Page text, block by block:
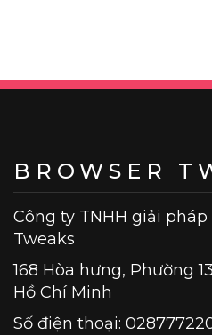
BROWSER
Công ty TNHH giải
Tweaks
168 Hòa hưng, Phường
Hồ Chí Minh
Số điện thoại: